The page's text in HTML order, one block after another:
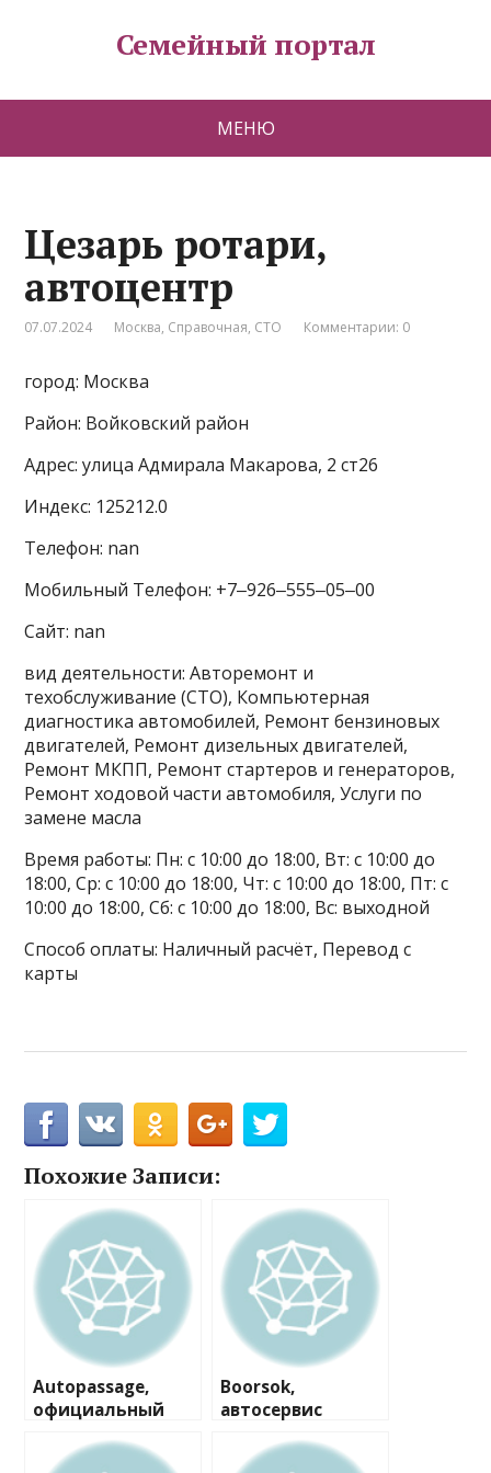
Семейный портал
МЕНЮ
Цезарь ротари,
автоцентр
07.07.2024 Москва, Справочная, СТО Комментарии: 0
город: Москва
Район: Войковский район
Адрес: улица Адмирала Макарова, 2 ст26
Индекс: 125212.0
Телефон: nan
Мобильный Телефон: +7‒926‒555‒05‒00
Сайт: nan
вид деятельности: Авторемонт и
техобслуживание (СТО), Компьютерная
диагностика автомобилей, Ремонт бензиновых
двигателей, Ремонт дизельных двигателей,
Ремонт МКПП, Ремонт стартеров и генераторов,
Ремонт ходовой части автомобиля, Услуги по
замене масла
Время работы: Пн: с 10:00 до 18:00, Вт: с 10:00 до
18:00, Ср: с 10:00 до 18:00, Чт: с 10:00 до 18:00, Пт: с
10:00 до 18:00, Сб: с 10:00 до 18:00, Вс: выходной
Способ оплаты: Наличный расчёт, Перевод с
карты
Похожие Записи:
Autopassage,
официальный
Boorsok,
автосервис